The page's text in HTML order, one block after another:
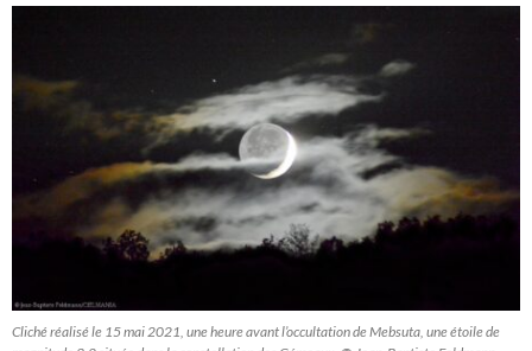
Cliché réalisé le 15 mai 2021, une heure avant l’occultation de Mebsuta, une étoile de